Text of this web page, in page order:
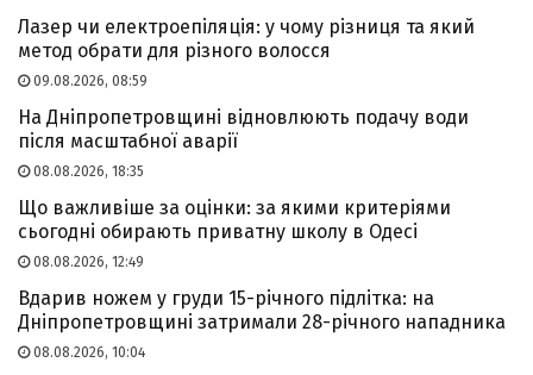
Лазер чи електроепіляція: у чому різниця та який
метод обрати для різного волосся
09.08.2026, 08:59
На Дніпропетровщині відновлюють подачу води
після масштабної аварії
08.08.2026, 18:35
Що важливіше за оцінки: за якими критеріями
сьогодні обирають приватну школу в Одесі
08.08.2026, 12:49
Вдарив ножем у груди 15-річного підлітка: на
Дніпропетровщині затримали 28-річного нападника
08.08.2026, 10:04